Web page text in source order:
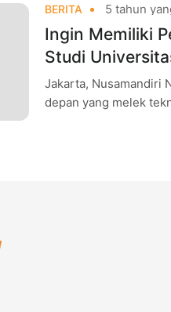
BERITA 5 tahun
Ingin Memiliki
Studi
Jakarta, Nusamandiri
depan yang melek